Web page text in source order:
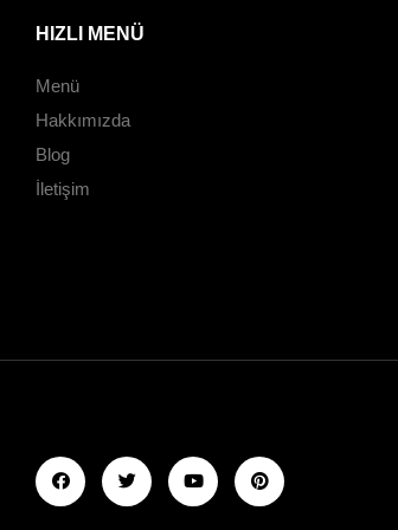
HIZLI MENÜ
Menü
Hakkımızda
Blog
İletişim